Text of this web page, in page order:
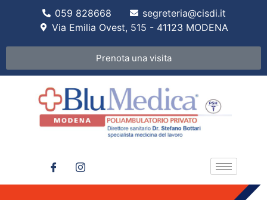
059 828668
segreteria@cisdi.it
Via Emilia Ovest, 515 - 41123 MODENA
Prenota una visita